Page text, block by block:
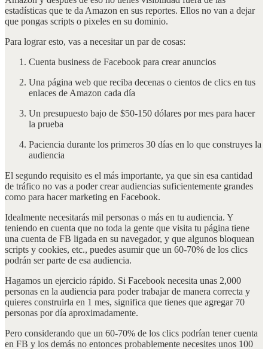
estadísticas que te da Amazon en sus reportes. Ellos no van a dejar
que pongas scripts o pixeles en su dominio.
Para lograr esto, vas a necesitar un par de cosas:
Cuenta business de Facebook para crear anuncios
Una página web que reciba decenas o cientos de clics en tus
enlaces de Amazon cada día
Un presupuesto bajo de $50-150 dólares por mes para hacer
la prueba
Paciencia durante los primeros 30 días en lo que construyes la
audiencia
El segundo requisito es el más importante, ya que sin esa cantidad
de tráfico no vas a poder crear audiencias suficientemente grandes
como para hacer marketing en Facebook.
Idealmente necesitarás mil personas o más en tu audiencia. Y
teniendo en cuenta que no toda la gente que visita tu página tiene
una cuenta de FB ligada en su navegador, y que algunos bloquean
scripts y cookies, etc., puedes asumir que un 60-70% de los clics
podrán ser parte de esa audiencia.
Hagamos un ejercicio rápido. Si Facebook necesita unas 2,000
personas en la audiencia para poder trabajar de manera correcta y
quieres construirla en 1 mes, significa que tienes que agregar 70
personas por día aproximadamente.
Pero considerando que un 60-70% de los clics podrían tener cuenta
en FB y los demás no entonces probablemente necesites unos 100